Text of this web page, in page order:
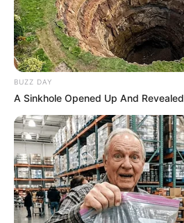
BUZZ DAY
A Sinkhole Opened Up And